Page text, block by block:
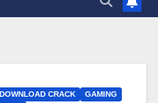
DOWNLOAD CRACK
GAMING